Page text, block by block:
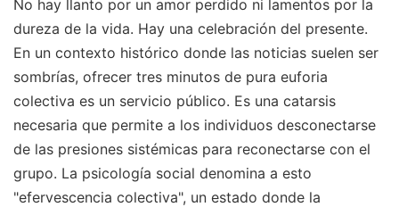
No hay llanto por un amor perdido ni lamentos por la
dureza de la vida. Hay una celebración del presente.
En un contexto histórico donde las noticias suelen ser
sombrías, ofrecer tres minutos de pura euforia
colectiva es un servicio público. Es una catarsis
necesaria que permite a los individuos desconectarse
de las presiones sistémicas para reconectarse con el
grupo. La psicología social denomina a esto
"efervescencia colectiva", un estado donde la